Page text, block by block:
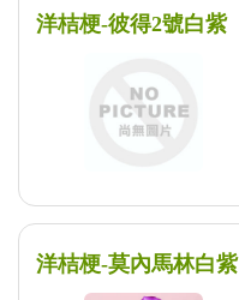
洋桔梗-彼得2號白紫
洋桔梗-莫內馬林白紫